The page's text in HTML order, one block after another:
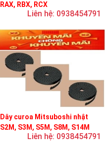
RAX, RBX, RCX
Liên hệ: 0938454791
Dây curoa Mitsuboshi nhật
S2M, S3M, S5M, S8M, S14M
Liên hệ: 0938454791